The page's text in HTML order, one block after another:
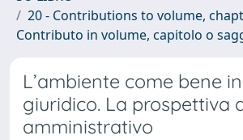
20 - Contributions to volume,
Contributo in volume, capitolo o
L’ambiente come bene
giuridico. La prospettiva
amministrativo